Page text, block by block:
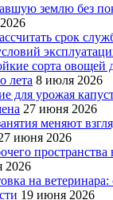
землю без
срок
сорта овощей
лета 8 июля 2026
для урожая
27 июня 2026
меняют
июня 2026
пространства
2026
на ветеринара:
19 июня 2026